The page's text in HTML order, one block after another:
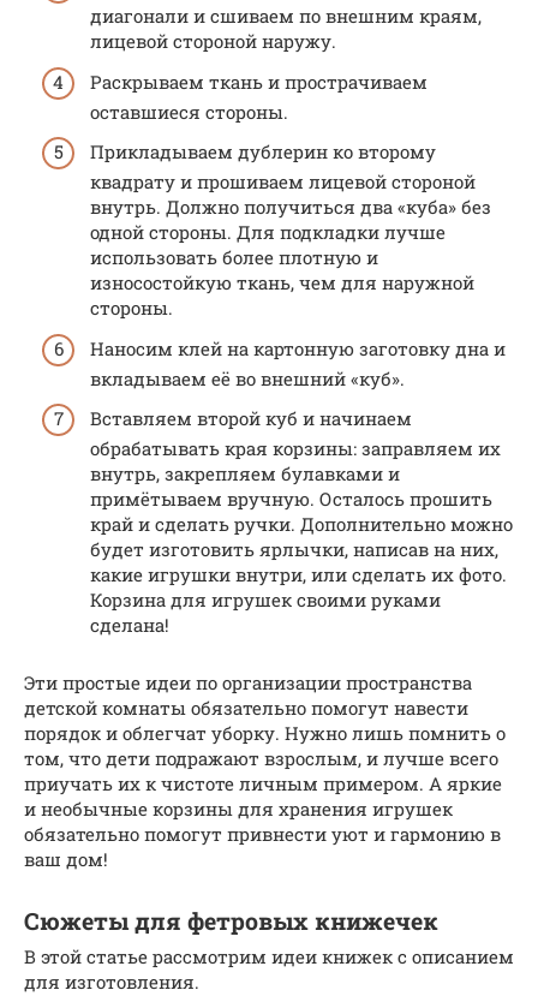
диагонали и сшиваем по внешним краям,
лицевой стороной наружу.
Раскрываем ткань и прострачиваем
оставшиеся стороны.
Прикладываем дублерин ко второму
квадрату и прошиваем лицевой стороной
внутрь. Должно получиться два «куба» без
одной стороны. Для подкладки лучше
использовать более плотную и
износостойкую ткань, чем для наружной
стороны.
Наносим клей на картонную заготовку дна и
вкладываем её во внешний «куб».
Вставляем второй куб и начинаем
обрабатывать края корзины: заправляем их
внутрь, закрепляем булавками и
примётываем вручную. Осталось прошить
край и сделать ручки. Дополнительно можно
будет изготовить ярлычки, написав на них,
какие игрушки внутри, или сделать их фото.
Корзина для игрушек своими руками
сделана!
Эти простые идеи по организации пространства
детской комнаты обязательно помогут навести
порядок и облегчат уборку. Нужно лишь помнить о
том, что дети подражают взрослым, и лучше всего
приучать их к чистоте личным примером. А яркие
и необычные корзины для хранения игрушек
обязательно помогут привнести уют и гармонию в
ваш дом!
Сюжеты для фетровых книжечек
В этой статье рассмотрим идеи книжек с описанием
для изготовления.